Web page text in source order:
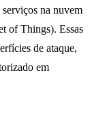
na nuvem
of Things). Essas
de ataque,
em